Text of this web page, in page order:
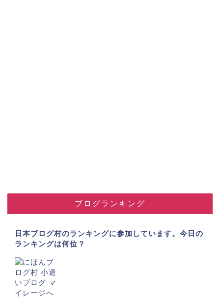
ブログランキング
日本ブログ村のランキングに参加しています。今日の
ランキングは何位？